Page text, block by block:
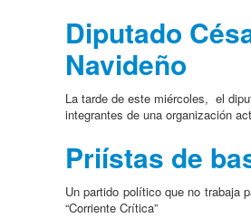
Diputado
Navideño
La tarde de este miércoles, el
integrantes de una organización
Priístas de
Un partido político que no trabaja
“Corriente Crítica”